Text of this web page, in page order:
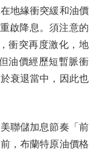
地緣衝突緩和油價
啟降息。須注意的
衝突再度激化，地
油價經歷短暫脈衝
衰退當中，因此也
聯儲加息節奏「前
，布蘭特原油價格